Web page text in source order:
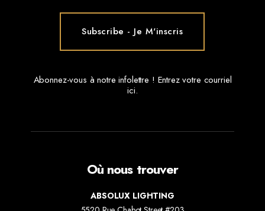
Abonnez-vous à notre infolettre ! Entrez votre courriel
ici.
Où nous trouver
ABSOLUX LIGHTING